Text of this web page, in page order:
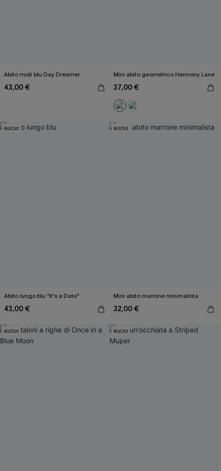
Abito midi blu Day Dreamer
43,00 €
Mini abito geometrico Harmony Lane
37,00 €
NUOVI
Abito lungo blu "It's a Date"
43,00 €
NUOVI
Mini abito marrone minimalista
32,00 €
NUOVI NUOVI